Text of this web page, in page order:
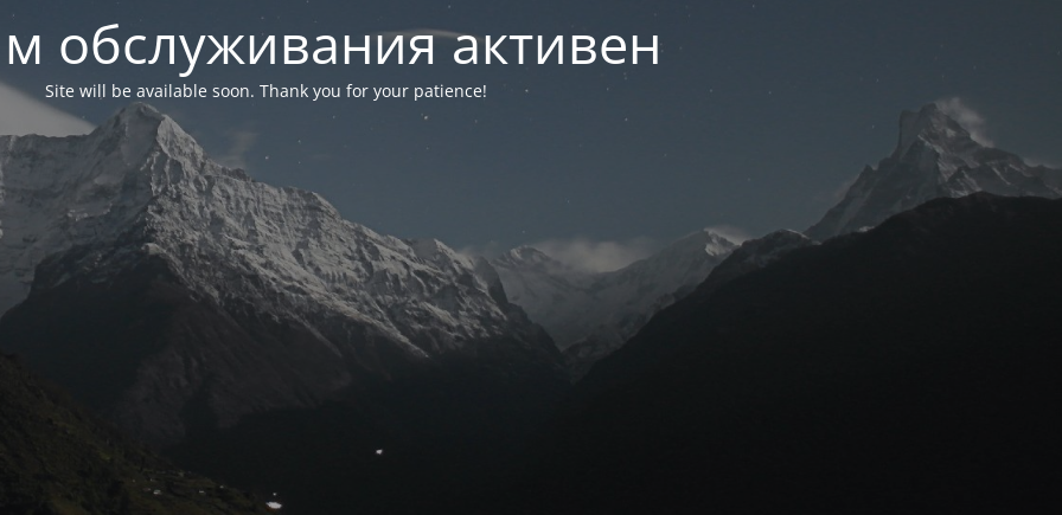
обслуживания активен
Site will be available soon. Thank you for your patience!